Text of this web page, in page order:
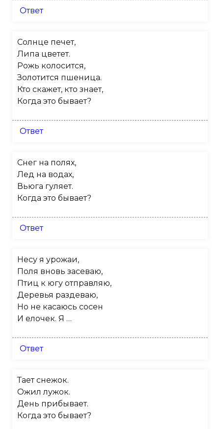
Ответ
Солнце печет,
Липа цветет.
Рожь колосится,
Золотится пшеница.
Кто скажет, кто знает,
Когда это бывает?
Ответ
Снег на полях,
Лед на водах,
Вьюга гуляет.
Когда это бывает?
Ответ
Несу я урожаи,
Поля вновь засеваю,
Птиц к югу отправляю,
Деревья раздеваю,
Но не касаюсь сосен
И елочек. Я …
Ответ
Тает снежок.
Ожил лужок.
День прибывает.
Когда это бывает?